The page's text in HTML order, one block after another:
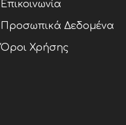
Επικοινωνία
Προσωπικά Δεδομένα
Όροι Χρήσης